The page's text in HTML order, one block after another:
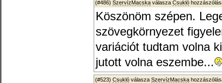
(#486) SzervízMacska válasza Csukló
Köszönöm szépen.
szövegkörnyezet
variációt tudtam volna
jutott volna eszembe...
(#523) Csukló válasza SzervízMacska